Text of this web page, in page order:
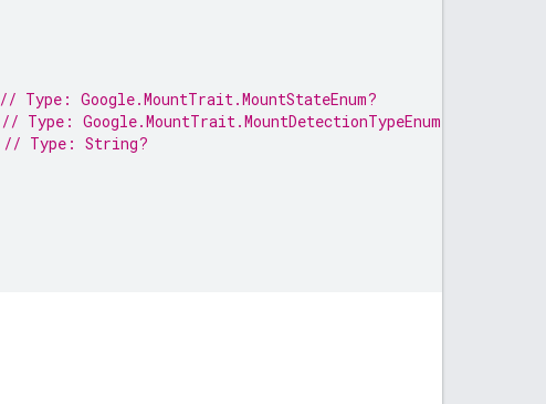
// Type: Google.MountTrait.MountStateEnum?
// Type: Google.MountTrait.MountDetectionTypeEnum?
// Type: String?